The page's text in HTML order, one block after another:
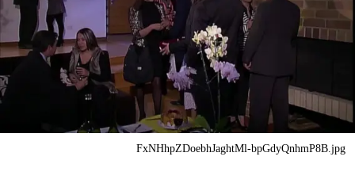
FxNHhpZDoebhJaghtMl-bpGdyQnhmP8B.jpg